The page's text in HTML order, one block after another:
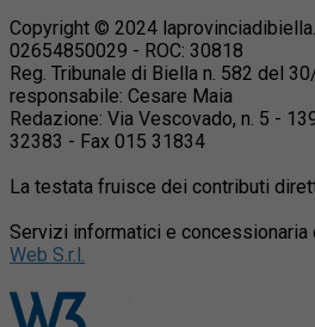
Copyright © 2024
02654850029 - ROC: 30818
Reg. Tribunale di Biella n. 582 del
responsabile: Cesare Maia
Redazione: Via Vescovado, n. 5 -
32383 - Fax 015 31834
La testata fruisce dei contributi
Servizi informatici e concessionaria
Web S.r.l.